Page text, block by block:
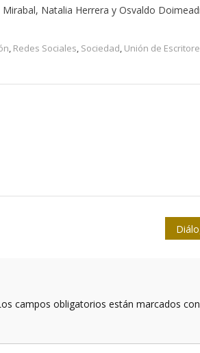
Natalia Herrera y Osvaldo
, Redes Sociales, Sociedad, Unión de
campos obligatorios están marcados con